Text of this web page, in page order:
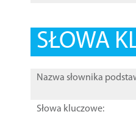
SŁOWA
Nazwa słownika
Słowa kluczowe: